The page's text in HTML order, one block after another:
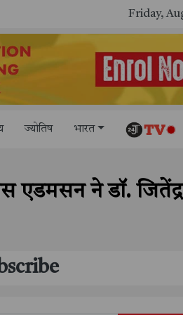
Friday,
ज्योतिष भारत
एडमसन ने डॉ. जितेंद्र